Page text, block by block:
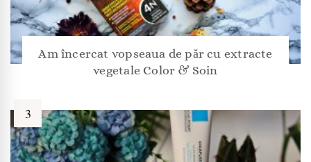
Am încercat vopseaua de păr cu extracte
vegetale Color & Soin